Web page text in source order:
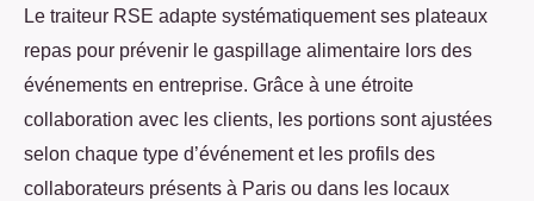
Le traiteur RSE adapte systématiquement ses plateaux
repas pour prévenir le gaspillage alimentaire lors des
événements en entreprise. Grâce à une étroite
collaboration avec les clients, les portions sont ajustées
selon chaque type d’événement et les profils des
collaborateurs présents à Paris ou dans les locaux